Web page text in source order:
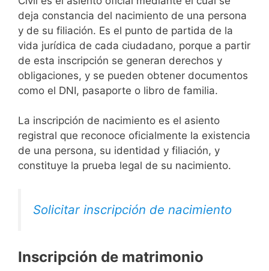
deja constancia del nacimiento de una persona
y de su filiación. Es el punto de partida de la
vida jurídica de cada ciudadano, porque a partir
de esta inscripción se generan derechos y
obligaciones, y se pueden obtener documentos
como el DNI, pasaporte o libro de familia.
La inscripción de nacimiento es el asiento
registral que reconoce oficialmente la existencia
de una persona, su identidad y filiación, y
constituye la prueba legal de su nacimiento.
Solicitar inscripción de nacimiento
Inscripción de matrimonio